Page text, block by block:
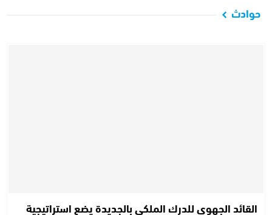
حوادث
القائد الجهوي للدرك الملكي بالجديدة يضع استراتيجية